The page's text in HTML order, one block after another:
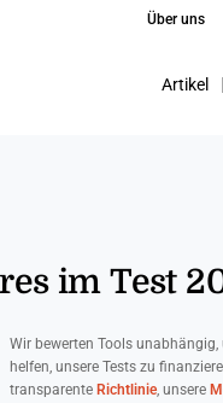
Über uns
Artikel
im Test
Wir bewerten Tools
helfen, unsere Tests zu
transparente Richtlinie, unsere